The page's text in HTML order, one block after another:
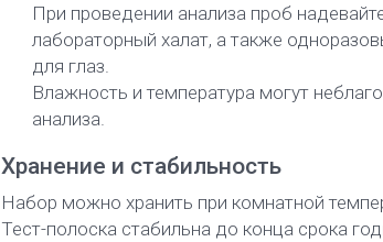
При проведении анализа проб
лабораторный халат, а также
для глаз.
Влажность и температура могут
анализа.
Хранение и стабильность
Набор можно хранить при комнатной
Тест-полоска стабильна до конца срока